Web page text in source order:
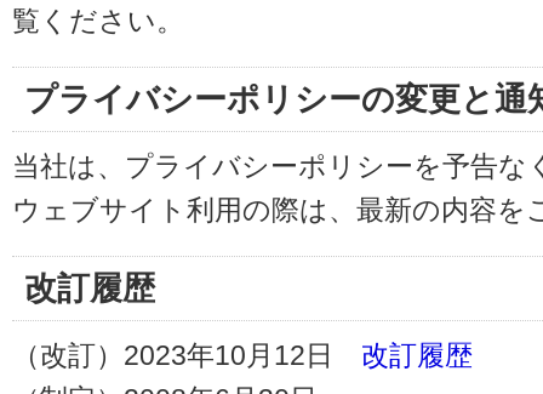
覧ください。
プライバシーポリシーの変更と通
当社は、プライバシーポリシーを予告
ウェブサイト利用の際は、最新の内容を
改訂履歴
（改訂）2023年10月12日 改訂履歴